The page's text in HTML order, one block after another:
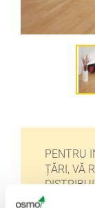
PENTRU
ȚĂRI, VĂ